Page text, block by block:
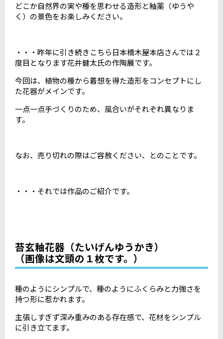
どこか自然界の実や種を思わせる造形と釉薬（ゆうや
く）の景色をお楽しみください。
・・・昨年に引き続きこちら日本橋木屋本店さんでは２
度目となります花井健太氏の作陶展です。
今回は、植物の種から着想を得た造形をコンセプトにし
た花器がメインです。
一点一点手づくりのため、風合いがそれぞれ異なりま
す。
なお、売り切れの際はご容赦ください、とのことです。
・・・それでは作品のご紹介です。
苔玄釉花器（たいげんゆうかき）
（画像は文頭の１枚です。）
種のようにシンプルで、種のようにふくらみと力強さを
持つ形に惹かれます。
主張しすぎず深み重みのある存在感で、花材をシンプル
に引き立てます。